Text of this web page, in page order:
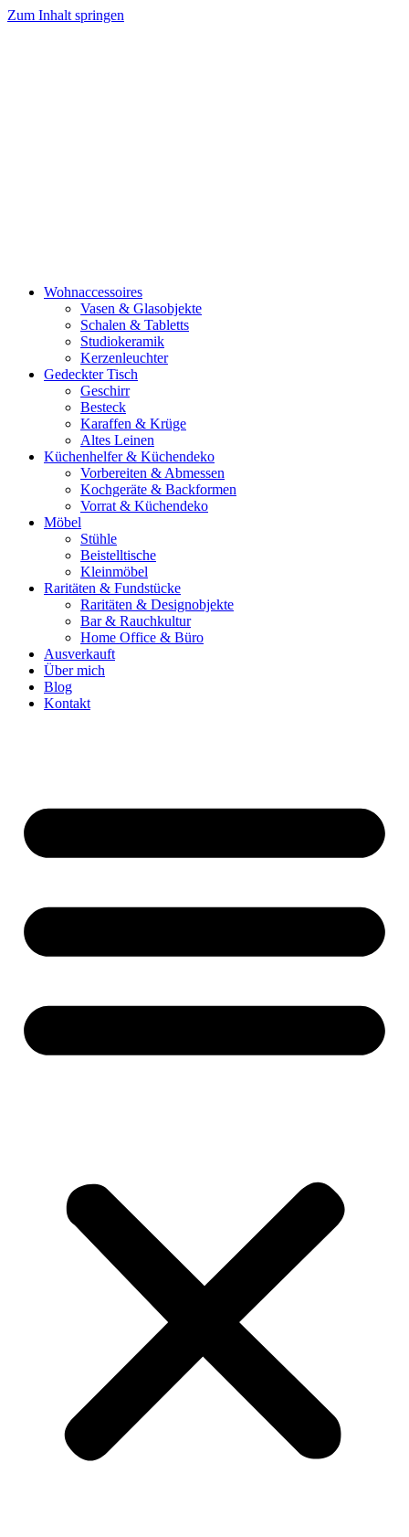
Zum Inhalt springen
Wohnaccessoires
Vasen & Glasobjekte
Schalen & Tabletts
Studiokeramik
Kerzenleuchter
Gedeckter Tisch
Geschirr
Besteck
Karaffen & Krüge
Altes Leinen
Küchenhelfer & Küchendeko
Vorbereiten & Abmessen
Kochgeräte & Backformen
Vorrat & Küchendeko
Möbel
Stühle
Beistelltische
Kleinmöbel
Raritäten & Fundstücke
Raritäten & Designobjekte
Bar & Rauchkultur
Home Office & Büro
Ausverkauft
Über mich
Blog
Kontakt